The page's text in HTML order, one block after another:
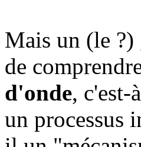
Mais un (le ?)
de
d'onde, c'est-
un processus